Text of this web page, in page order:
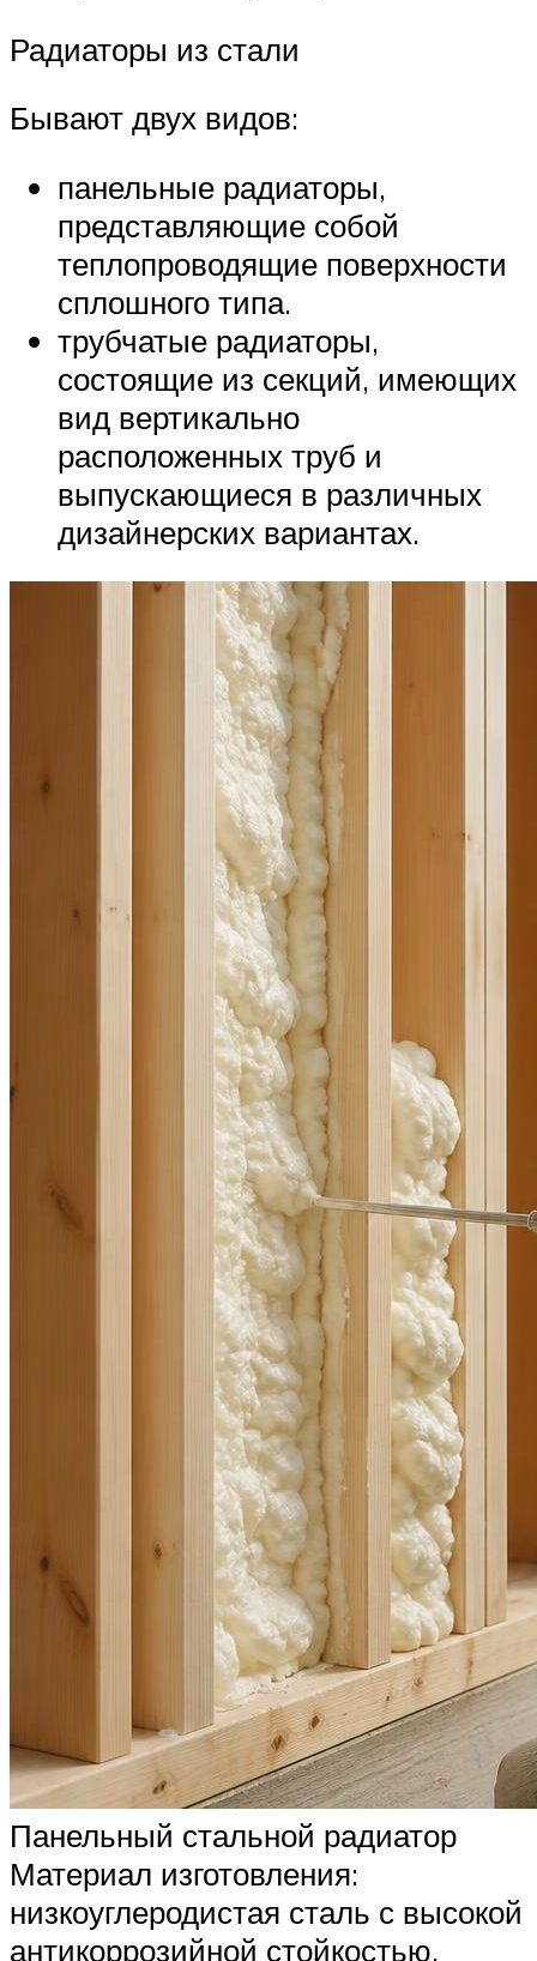
Радиаторы из стали
Бывают двух видов:
панельные радиаторы,
представляющие собой
теплопроводящие поверхности
сплошного типа.
трубчатые радиаторы,
состоящие из секций, имеющих
вид вертикально
расположенных труб и
выпускающиеся в различных
дизайнерских вариантах.
Панельный стальной радиатор
Материал изготовления:
низкоуглеродистая сталь с высокой
антикоррозийной стойкостью,